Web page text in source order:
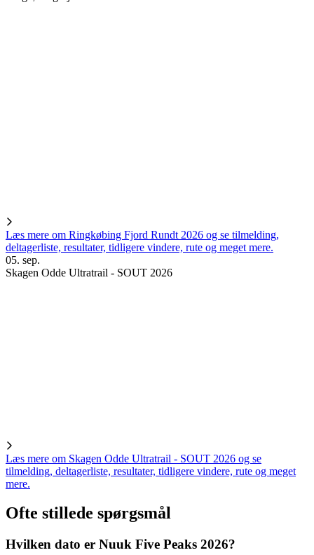
Læs mere om Ringkøbing Fjord Rundt 2026 og se tilmelding,
deltagerliste, resultater, tidligere vindere, rute og meget mere.
05. sep.
Skagen Odde Ultratrail - SOUT 2026
Læs mere om Skagen Odde Ultratrail - SOUT 2026 og se
tilmelding, deltagerliste, resultater, tidligere vindere, rute og meget
mere.
Ofte stillede spørgsmål
Hvilken dato er Nuuk Five Peaks 2026?